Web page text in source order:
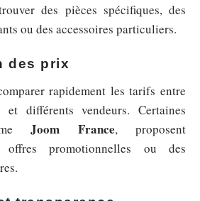
des pièces spécifiques, des
ou des accessoires particuliers.
des prix
rapidement les tarifs entre
et différents vendeurs. Certaines
Joom France, proposent
offres promotionnelles ou des